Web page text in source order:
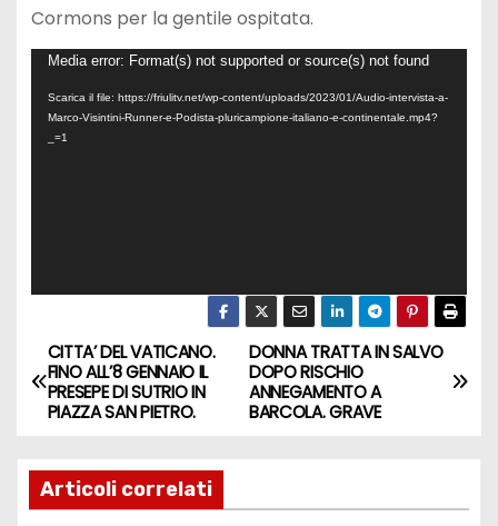
Cormons per la gentile ospitata.
r
Media error: Format(s) not supported or source(s) not found
Scarica il file: https://friulitv.net/wp-content/uploads/2023/01/Audio-intervista-a-
Marco-Visintini-Runner-e-Podista-pluricampione-italiano-e-continentale.mp4?
_=1
DONNA TRATTA IN SALVO
DOPO RISCHIO
ANNEGAMENTO A
BARCOLA. GRAVE
CITTA’ DEL VATICANO.
FINO ALL’8 GENNAIO IL
PRESEPE DI SUTRIO IN
PIAZZA SAN PIETRO.
Articoli correlati